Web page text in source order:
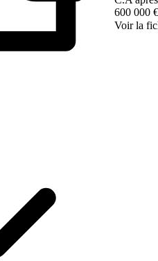
600 000 €
Voir la